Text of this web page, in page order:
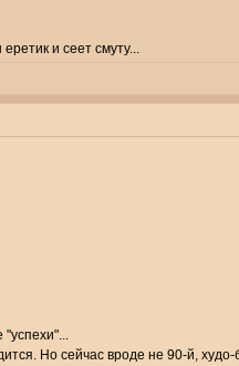
и сеет смуту...
"успехи"...
Но сейчас вроде не 90-й,